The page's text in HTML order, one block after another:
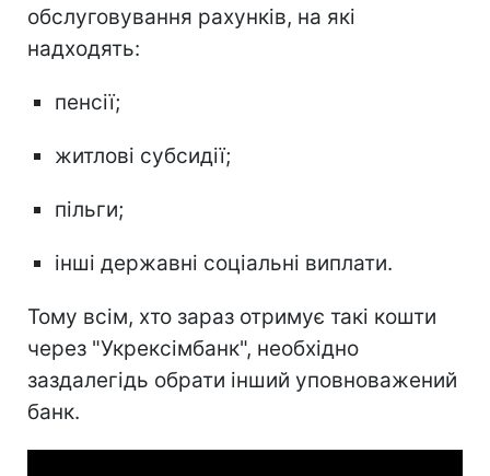
обслуговування рахунків, на які
надходять:
пенсії;
житлові субсидії;
пільги;
інші державні соціальні виплати.
Тому всім, хто зараз отримує такі кошти
через "Укрексімбанк", необхідно
заздалегідь обрати інший уповноважений
банк.